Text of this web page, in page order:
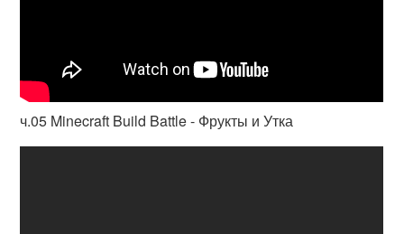
ч.05 Minecraft Build Battle - Фрукты и Утка